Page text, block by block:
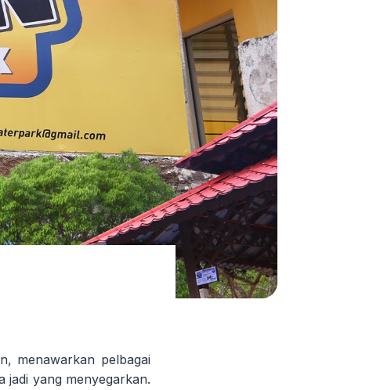
menawarkan pelbagai
jadi yang menyegarkan.